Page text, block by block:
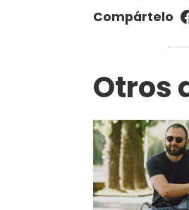
Compártelo
Otros